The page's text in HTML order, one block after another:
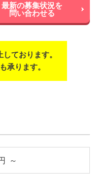
最新の募集状況を
問い合わせる
ております。
承ります。
～